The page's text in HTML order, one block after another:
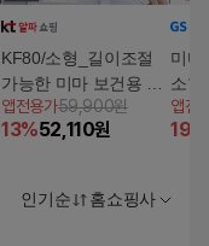
KF80/소형_길이조절
가능한 미마 보건용 마
스크 60매
앱전용가59,900원
13%52,110원
미마
소형
0)
앱전
19
인기순 홈쇼핑사